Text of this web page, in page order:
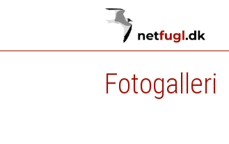
Fotogalleri